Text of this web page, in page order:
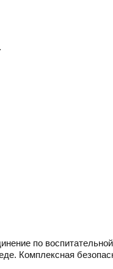
по
Комплексная